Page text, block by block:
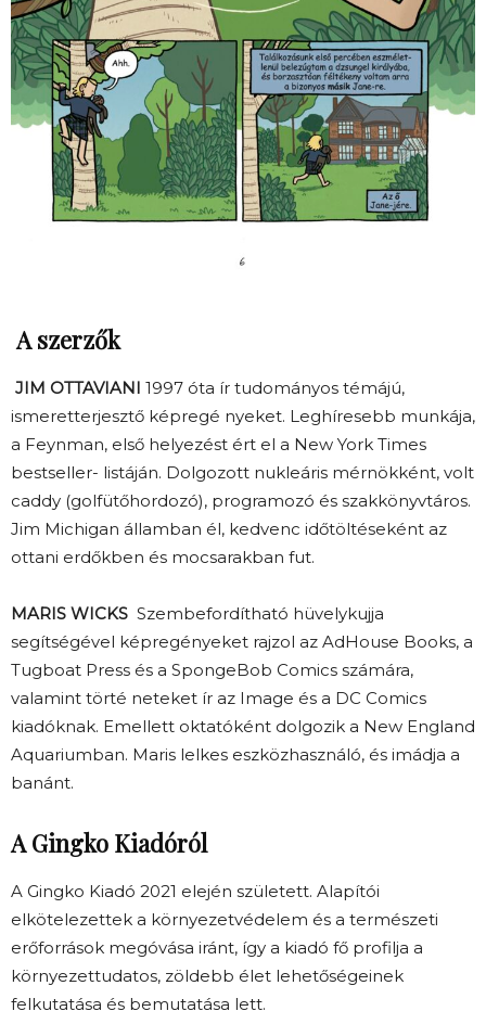
A szerzők
JIM OTTAVIANI 1997 óta ír tudományos témájú,
ismeretterjesztő képregé nyeket. Leghíresebb munkája,
a Feynman, első helyezést ért el a New York Times
bestseller- listáján. Dolgozott nukleáris mérnökként, volt
caddy (golfütőhordozó), programozó és szakkönyvtáros.
Jim Michigan államban él, kedvenc időtöltéseként az
ottani erdőkben és mocsarakban fut.
MARIS WICKS Szembefordítható hüvelykujja
segítségével képregényeket rajzol az AdHouse Books, a
Tugboat Press és a SpongeBob Comics számára,
valamint törté neteket ír az Image és a DC Comics
kiadóknak. Emellett oktatóként dolgozik a New England
Aquariumban. Maris lelkes eszközhasználó, és imádja a
banánt.
A Gingko Kiadóról
A Gingko Kiadó 2021 elején született. Alapítói
elkötelezettek a környezetvédelem és a természeti
erőforrások megóvása iránt, így a kiadó fő profilja a
környezettudatos, zöldebb élet lehetőségeinek
felkutatása és bemutatása lett.